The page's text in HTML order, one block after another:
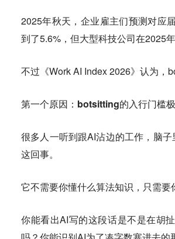
2025年秋天，企业雇主们预测对应
到了5.6%，但大型科技公司在2025
不过《Work AI Index 2026》认为，
第一个原因：botsitting的入行门槛极
很多人一听到跟AI沾边的工作，脑
这回事。
它不需要你懂什么算法知识，只需要
你能看出AI写的这段话是不是在胡